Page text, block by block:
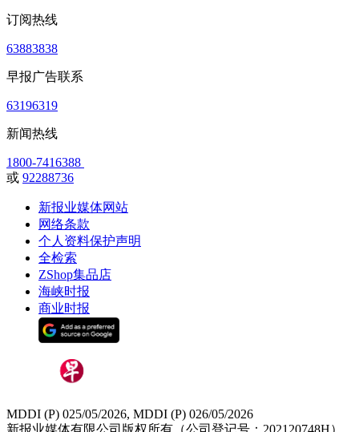
订阅热线
63883838
早报广告联系
63196319
新闻热线
1800-7416388
或 92288736
新报业媒体网站
网络条款
个人资料保护声明
全检索
ZShop集品店
海峡时报
商业时报
MDDI (P) 025/05/2026, MDDI (P) 026/05/2026